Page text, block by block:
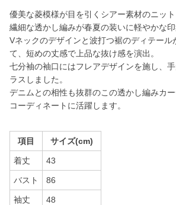
優美な菱模様が目を引くシアー素材のニット
繊細な透かし編みが春夏の装いに軽やかな印
Vネックのデザインと波打つ裾のディテール
て、短めの丈感で上品な抜け感を演出。
七分袖の袖口にはフレアデザインを施し、
ラスしました。
デニムとの相性も抜群のこの透かし編みカ
コーディネートに活躍します。
項目 サイズ(cm)
着丈 43
バスト 86
袖丈 48